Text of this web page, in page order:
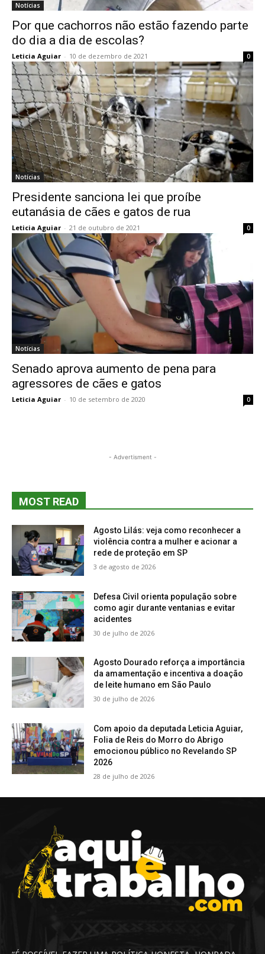
Notícias
Por que cachorros não estão fazendo parte
do dia a dia de escolas?
Leticia Aguiar - 10 de dezembro de 2021 0
Notícias
Presidente sanciona lei que proíbe
eutanásia de cães e gatos de rua
Leticia Aguiar - 21 de outubro de 2021 0
Notícias
Senado aprova aumento de pena para
agressores de cães e gatos
Leticia Aguiar - 10 de setembro de 2020 0
- Advertisment -
MOST READ
Agosto Lilás: veja como reconhecer a
violência contra a mulher e acionar a
rede de proteção em SP
3 de agosto de 2026
Defesa Civil orienta população sobre
como agir durante ventanias e evitar
acidentes
30 de julho de 2026
Agosto Dourado reforça a importância
da amamentação e incentiva a doação
de leite humano em São Paulo
30 de julho de 2026
Com apoio da deputada Leticia Aguiar,
Folia de Reis do Morro do Abrigo
emocionou público no Revelando SP
2026
28 de julho de 2026